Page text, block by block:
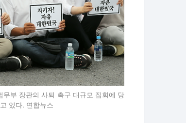
부 장관의 사퇴 촉구 대규모 집회에 당
있다. 연합뉴스